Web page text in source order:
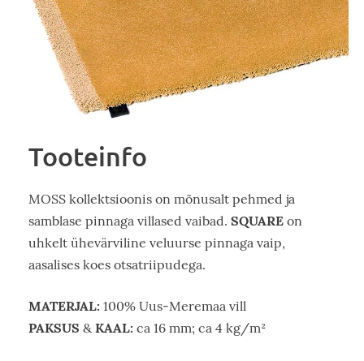
Tooteinfo
MOSS kollektsioonis on mõnusalt pehmed ja
samblase pinnaga villased vaibad. SQUARE on
uhkelt ühevärviline veluurse pinnaga vaip,
aasalises koes otsatriipudega.
MATERJAL: 100% Uus-Meremaa vill
PAKSUS &KAAL: ca 16 mm; ca 4 kg/m²